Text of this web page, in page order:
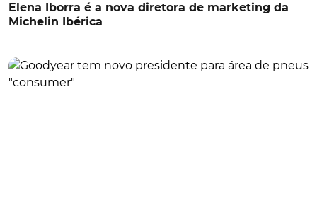
Elena Iborra é a nova diretora de marketing da
Michelin Ibérica